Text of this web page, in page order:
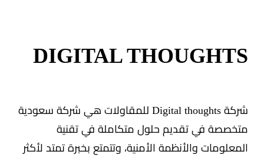
DIGITAL THOUGHTS
شركة Digital thoughts للمقاولات هي شركة سعودية
متخصصة في تقديم حلول متكاملة في تقنية
المعلومات والأنظمة الأمنية، وتتمتع بخبرة تمتد لأكثر